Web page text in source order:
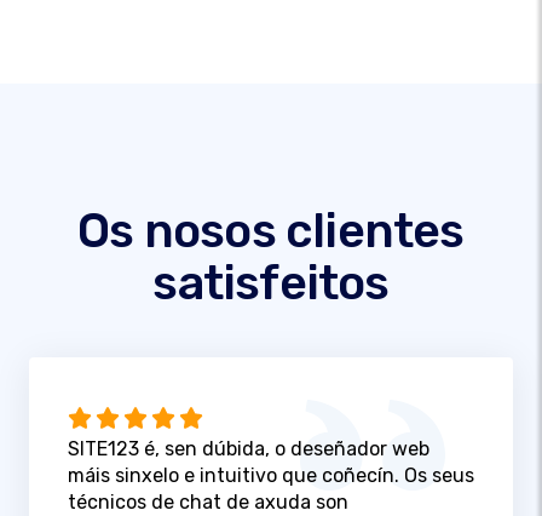
Os nosos clientes
satisfeitos
SITE123 é, sen dúbida, o deseñador web
máis sinxelo e intuitivo que coñecín. Os seus
técnicos de chat de axuda son